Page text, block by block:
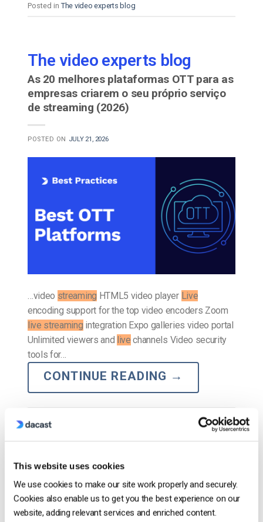
This website uses cookies
We use cookies to make our site work properly and securely.
Cookies also enable us to get you the best experience on our
website, adding relevant services and enriched content.
Posted in The video experts blog
The video experts blog
As 20 melhores plataformas OTT para as
empresas criarem o seu próprio serviço
de streaming (2026)
POSTED ON JULY 21, 2026
…video streaming HTML5 video player Live
encoding support for the top video encoders Zoom
live streaming integration Expo galleries video portal
Unlimited viewers and live channels Video security
tools for…
CONTINUE READING →
The video experts blog
Porque precisa de uma plataforma OTT
para a transmissão de desporto